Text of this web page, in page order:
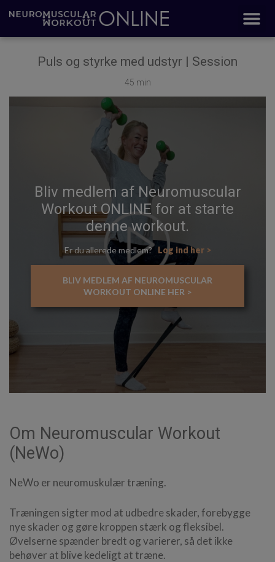
Puls og styrke med udstyr | Session
45 min
Bliv medlem af Neuromuscular
Workout ONLINE for at starte
denne workout.
Er du allerede medlem? Log ind her >
BLIV MEDLEM AF NEUROMUSCULAR
WORKOUT ONLINE HER >
Om Neuromuscular Workout
(NeWo)
NeWo er neuromuskulær træning.
Træningen sigter mod at udbedre skader, forebygge
nye skader og gøre kroppen stærk og fleksibel.
Øvelserne spænder bredt og varierer, så det ikke
behøver at blive kedeligt at træne.